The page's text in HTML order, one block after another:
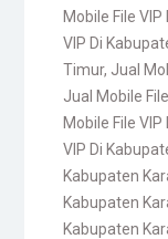
Mobile File
VIP Di
Timur, Jual
Jual Mobile
Mobile File
VIP Di
Kabupaten
Kabupaten
Kabupaten